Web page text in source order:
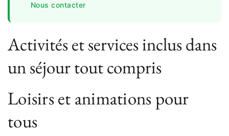
Nous contacter
Activités et services inclus dans
un séjour tout compris
Loisirs et animations pour
tous